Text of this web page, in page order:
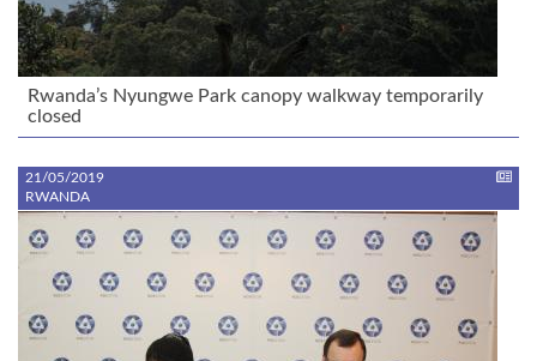
Rwanda’s Nyungwe Park canopy walkway temporarily
closed
21/05/2019
RWANDA